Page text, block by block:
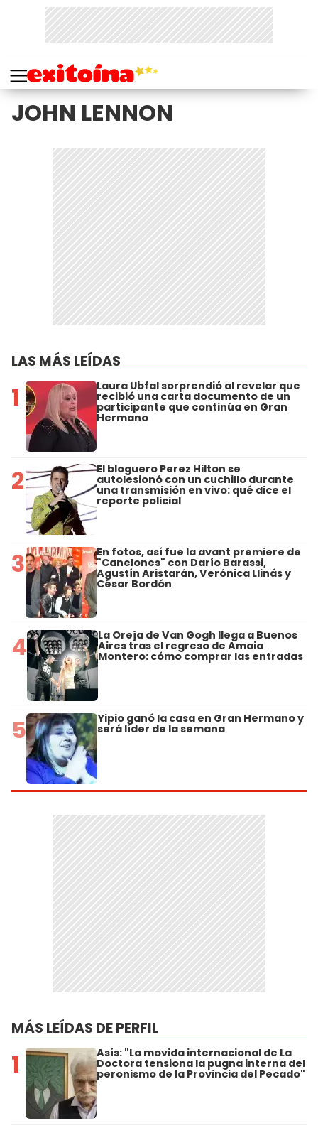
JOHN LENNON
LAS MÁS LEÍDAS
1 Laura Ubfal sorprendió al revelar que
recibió una carta documento de un
participante que continúa en Gran
Hermano
2 El bloguero Perez Hilton se
autolesionó con un cuchillo durante
una transmisión en vivo: qué dice el
reporte policial
3 En fotos, así fue la avant premiere de
"Canelones" con Darío Barassi,
Agustín Aristarán, Verónica Llinás y
César Bordón
4 La Oreja de Van Gogh llega a Buenos
Aires tras el regreso de Amaia
Montero: cómo comprar las entradas
5 Yipio ganó la casa en Gran Hermano y
será líder de la semana
MÁS LEÍDAS DE PERFIL
1 Asís: "La movida internacional de La
Doctora tensiona la pugna interna del
peronismo de la Provincia del Pecado"